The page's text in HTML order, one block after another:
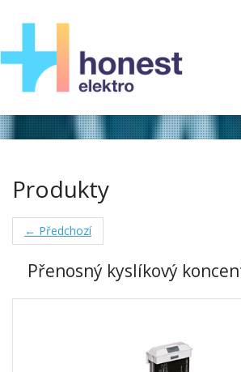
Produkty
← Předchozí
Přenosný kyslíkový